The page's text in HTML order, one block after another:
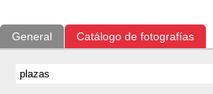
General Catálogo de fotografías